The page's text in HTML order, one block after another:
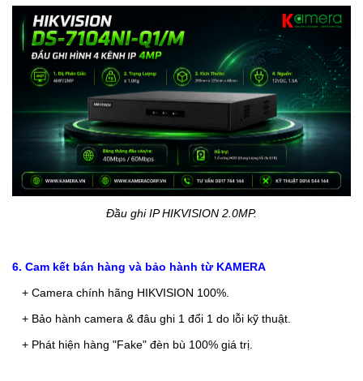
Đầu ghi IP HIKVISION 2.0MP.
6. Cam kết bán hàng và bảo hành từ KAMERA
+ Camera chính hãng HIKVISION 100%.
+ Bảo hành camera & đâu ghi 1 đổi 1 do lỗi kỹ thuật.
+ Phát hiện hàng "Fake" đèn bù 100% giá trị.